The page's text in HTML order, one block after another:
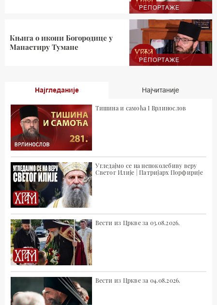
РЕПОРТАЖЕ
РЕПОРТАЖЕ
Књига о икони Богородице у
Манастиру Тумане
Најгледаније Најчитаније
Тишина и самоћа I Врлинослов
Угледајмо се на непоколебиву веру
Светог Илије | Патријарх Порфирије
Вести из Цркве за 03.08.2026.
Вести из Цркве за 04.08.2026.